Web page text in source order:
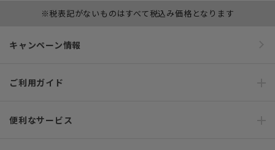
※税表記がないものはすべて税込み価格となります
キャンペーン情報
ご利用ガイド
便利なサービス